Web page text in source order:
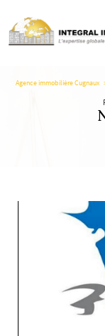
Agence immobilière Cugnaux